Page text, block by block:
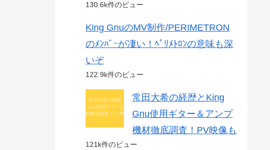
130.6k件のビュー
King GnuのMV制作/PERIMETRON
のﾒﾝﾊﾞｰが凄い！ﾍﾟﾘﾒﾄﾛﾝの意味も深
いぞ
122.9k件のビュー
常田大希の経歴とKing
Gnu使用ギター＆アンプ
機材徹底調査！PV映像も
121k件のビュー